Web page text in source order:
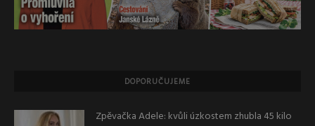
DOPORUČUJEME
Zpěvačka Adele: kvůli úzkostem zhubla 45 kilo